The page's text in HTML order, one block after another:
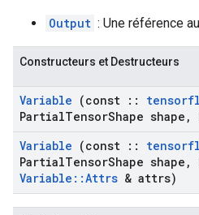
Output : Une référence
Constructeurs et Destructeurs
Variable (const ::
PartialTensorShape shape ,
Variable (const ::
PartialTensorShape shape ,
Variable ::Attrs & attrs)